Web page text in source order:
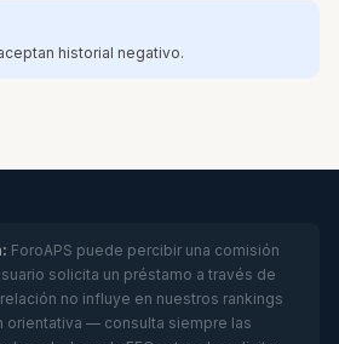
historial negativo.
ForoAPS puede percibir una comisión
solicita un préstamo a través de
no influye en nuestros rankings
orientativa — consulta siempre las